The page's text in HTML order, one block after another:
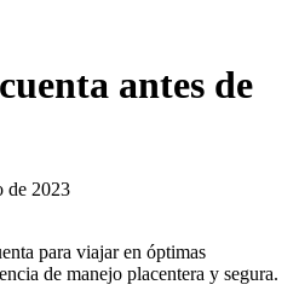
antes de
de 2023
para viajar en óptimas
de manejo placentera y segura.